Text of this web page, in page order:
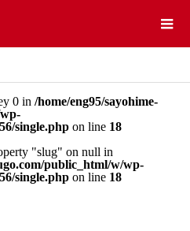
0 in /home/eng95/sayohime-
single.php on line 18
"slug" on null in
public_html/w/wp-
single.php on line 18